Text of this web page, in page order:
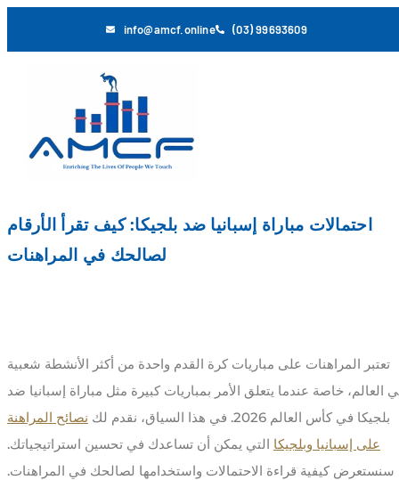
info@amcf.online (03) 99693609
احتمالات مباراة إسبانيا ضد بلجيكا: كيف تقرأ الأرقام
لصالحك في المراهنات
تعتبر المراهنات على مباريات كرة القدم واحدة من أكثر الأنشطة شعبية
العالم، خاصة عندما يتعلق الأمر بمباريات كبيرة مثل مباراة إسبانيا ضد
بلجيكا في كأس العالم 2026. في هذا السياق، نقدم لك
نصائح المراهنة
على إسبانيا وبلجيكا التي يمكن أن تساعدك في تحسين استراتيجياتك.
سنستعرض كيفية قراءة الاحتمالات واستخدامها لصالحك في المراهنات.